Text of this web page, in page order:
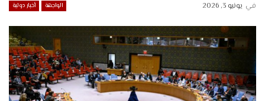
الواجهة أخبار دولية في يونيو 3, 2026